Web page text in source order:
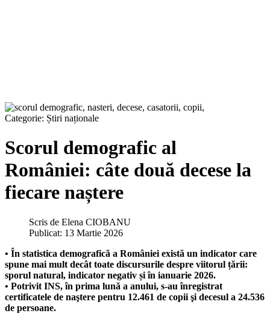
Categorie: Știri naționale
Scorul demografic al
României: câte două decese la
fiecare naștere
Scris de Elena CIOBANU
Publicat: 13 Martie 2026
• În statistica demografică a României există un indicator care
spune mai mult decât toate discursurile despre viitorul țării:
sporul natural, indicator negativ și în ianuarie 2026.
• Potrivit INS, în prima lună a anului, s-au înregistrat
certificatele de naştere pentru 12.461 de copii şi decesul a 24.536
de persoane.